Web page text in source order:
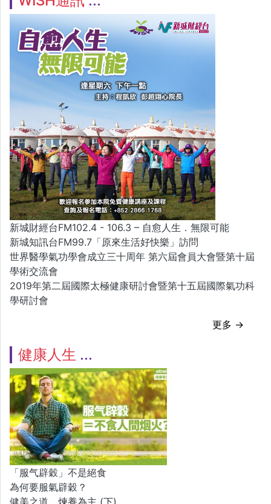
新城財經台FM102.4 - 106.3 – 自愈人生．無限可能
新城知訊台FM99.7「原來生活好快樂」訪問
世界醫學氣功學會成立三十周年 第六屆會員大會暨第十屆
學術交流會
2019年第二屆國際太極健康研討會暨第十五屆國際氣功科
學研討會
更多 →
健康人生
「服气辟穀」不是絕食
為何要服氣辟穀？
健美之道．煉養為主 (下)